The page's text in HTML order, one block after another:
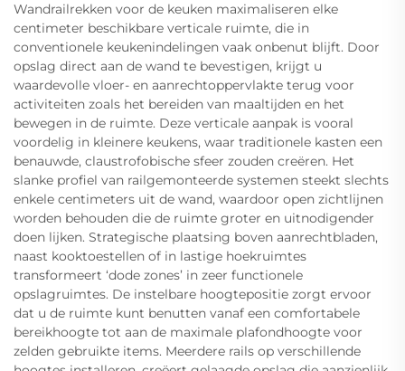
Wandrailrekken voor de keuken maximaliseren elke
centimeter beschikbare verticale ruimte, die in
conventionele keukenindelingen vaak onbenut blijft. Door
opslag direct aan de wand te bevestigen, krijgt u
waardevolle vloer- en aanrechtoppervlakte terug voor
activiteiten zoals het bereiden van maaltijden en het
bewegen in de ruimte. Deze verticale aanpak is vooral
voordelig in kleinere keukens, waar traditionele kasten een
benauwde, claustrofobische sfeer zouden creëren. Het
slanke profiel van railgemonteerde systemen steekt slechts
enkele centimeters uit de wand, waardoor open zichtlijnen
worden behouden die de ruimte groter en uitnodigender
doen lijken. Strategische plaatsing boven aanrechtbladen,
naast kooktoestellen of in lastige hoekruimtes
transformeert ‘dode zones’ in zeer functionele
opslagruimtes. De instelbare hoogtepositie zorgt ervoor
dat u de ruimte kunt benutten vanaf een comfortabele
bereikhoogte tot aan de maximale plafondhoogte voor
zelden gebruikte items. Meerdere rails op verschillende